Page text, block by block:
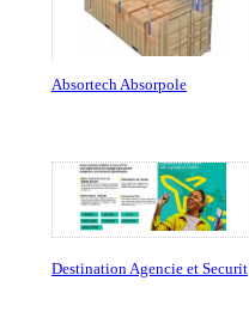
Absortech Absorpole
Destination Agencie et Securit